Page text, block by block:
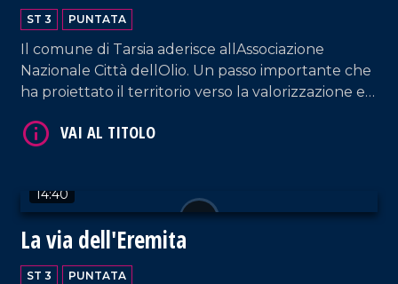
ST 3 PUNTATA
Il comune di Tarsia aderisce allAssociazione
Nazionale Città dellOlio. Un passo importante che
ha proiettato il territorio verso la valorizzazione e
14:40
La via dell'Eremita
ST 3 PUNTATA